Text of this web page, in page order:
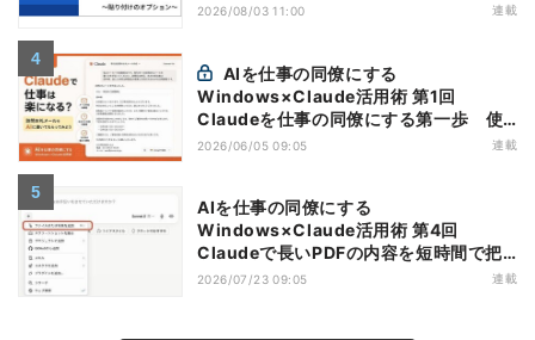
2026/08/03 11:00 連載
Windows×Claude活用術 第1回
Claudeを仕事の同僚にする第一歩 使
い始める前に知っておきたい基本知識
2026/06/05 09:05 連載
AIを仕事の同僚にする
Windows×Claude活用術 第4回
Claudeで長いPDFの内容を短時間で把
握する
2026/07/23 09:05 連載